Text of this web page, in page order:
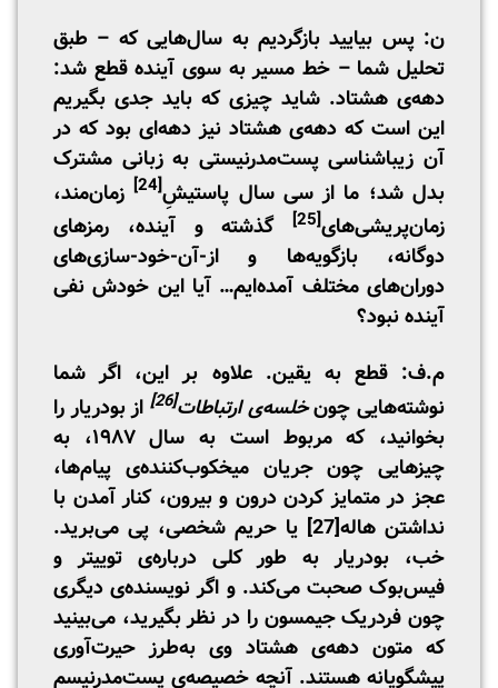
ن: پس بیایید بازگردیم به سال‌هایی که – طبق
تحلیل شما – خط مسیر به سوی آینده قطع شد:
دهه‌ی هشتاد. شاید چیزی که باید جدی‌ بگیریم
این است که دهه‌ی هشتاد نیز دهه‌ای بود که در
آن زیبا‌شناسی پست‌مدرنیستی به زبانی مشترک
بدل شد؛ ما از سی سال پاستیشِ‌[24]
زمان‌مند،
زمان‌پریشی‌های[25]
گذشته و آینده، رمزهای
دوگانه، بازگویه‌ها و از-آن-خود-سازی‌های
دوران‌های مختلف آمده‌ایم… آیا این خودش نفی
آینده نبود؟
م.ف: قطع به یقین. علاوه بر این، اگر شما
نوشته‌هایی چونخلسه‌ی ارتباطات[26]
از بودریار را
بخوانید، که مربوط است به سال ۱۹۸۷، به
چیزهایی چون جریان میخکوب‌کننده‌ی پیام‌ها،
عجز در متمایز کردن درون و بیرون، کنار آمدن با
نداشتن هاله[27]
‌ یا حریم شخصی، پی می‌برید.
خب، بودریار به طور کلی درباره‌ی توییتر و
فیس‌بوک صحبت می‌کند. و اگر نویسنده‌ی دیگری
چون فردریک جیمسون را در نظر بگیرید، می‌بینید
که متون دهه‌ی هشتاد وی به‌طرز حیرت‌آوری
پیشگویانه هستند. آنچه خصیصه‌ی پست‌مدرنیسم